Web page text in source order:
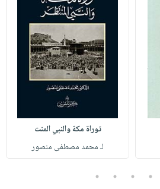
توراة مكة والنبي المنت
لـ محمد مصطفى منصور
2
3
4
5